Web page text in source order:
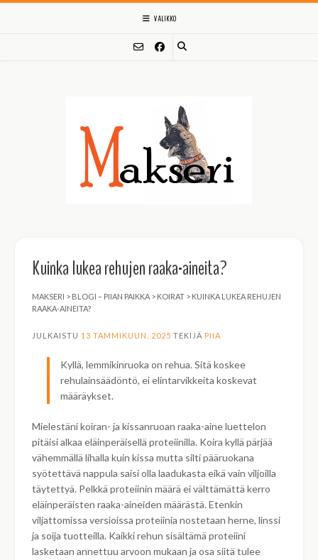
Skip
VALIKKO
Kuinka lukea rehujen raaka-aineita?
MAKSERI > BLOGI – PIIAN PAIKKA > KOIRAT > KUINKA LUKEA REHUJEN
RAAKA-AINEITA?
JULKAISTU 13 TAMMIKUUN, 2025 TEKIJÄ PIIA
Kyllä, lemmikinruoka on rehua. Sitä koskee
rehulainsäädöntö, ei elintarvikkeita koskevat
määräykset.
Mielestäni koiran- ja kissanruoan raaka-aine luettelon
pitäisi alkaa eläinperäisellä proteiinilla. Koira kyllä pärjää
vähemmällä lihalla kuin kissa mutta silti pääruokana
syötettävä nappula saisi olla laadukasta eikä vain viljoilla
täytettyä. Pelkkä proteiinin määrä ei välttämättä kerro
eläinperäisten raaka-aineiden määrästä. Etenkin
viljattomissa versioissa proteiinia nostetaan herne, linssi
ja soija tuotteilla. Kaikki rehun sisältämä proteiini
lasketaan annettuu arvoon mukaan ja osa siitä tulee